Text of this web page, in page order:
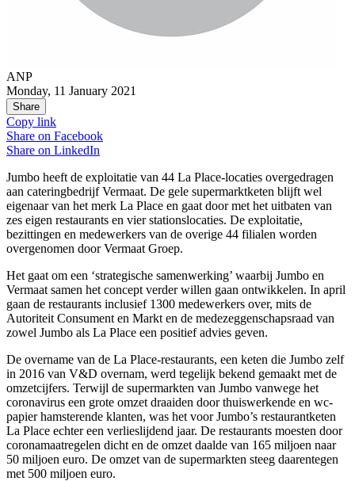
ANP
Monday, 11 January 2021
Share
Copy link
Share on Facebook
Share on LinkedIn
Jumbo heeft de exploitatie van 44 La Place-locaties overgedragen
aan cateringbedrijf Vermaat. De gele supermarktketen blijft wel
eigenaar van het merk La Place en gaat door met het uitbaten van
zes eigen restaurants en vier stationslocaties. De exploitatie,
bezittingen en medewerkers van de overige 44 filialen worden
overgenomen door Vermaat Groep.
Het gaat om een ‘strategische samenwerking’ waarbij Jumbo en
Vermaat samen het concept verder willen gaan ontwikkelen. In april
gaan de restaurants inclusief 1300 medewerkers over, mits de
Autoriteit Consument en Markt en de medezeggenschapsraad van
zowel Jumbo als La Place een positief advies geven.
De overname van de La Place-restaurants, een keten die Jumbo zelf
in 2016 van V&D overnam, werd tegelijk bekend gemaakt met de
omzetcijfers. Terwijl de supermarkten van Jumbo vanwege het
coronavirus een grote omzet draaiden door thuiswerkende en wc-
papier hamsterende klanten, was het voor Jumbo’s restaurantketen
La Place echter een verlieslijdend jaar. De restaurants moesten door
coronamaatregelen dicht en de omzet daalde van 165 miljoen naar
50 miljoen euro. De omzet van de supermarkten steeg daarentegen
met 500 miljoen euro.